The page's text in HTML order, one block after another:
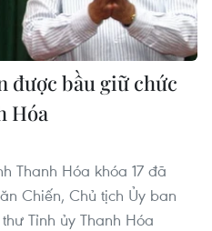
được bầu giữ chức
Hóa
Thanh Hóa khóa 17 đã
Chiến, Chủ tịch Ủy ban
Tỉnh ủy Thanh Hóa